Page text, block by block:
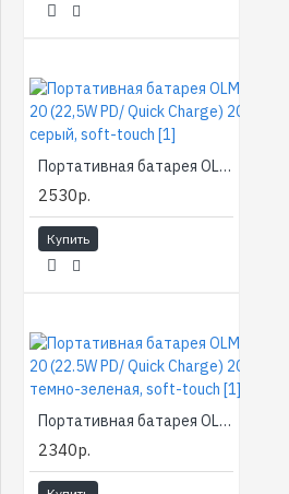
Портативная батарея OLMIO QS-20 (22,5W PD/ Quick Charge) 20000мАч, серый, soft-touch [1]
2530р.
Купить
Портативная батарея OLMIO QX-20 (22.5W PD/ Quick Charge) 20000мАч, темно-зеленая, soft-touch [1]
2340р.